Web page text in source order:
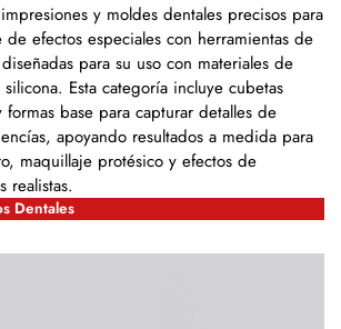
y moldes dentales precisos para
de efectos especiales con herramientas de
para su uso con materiales de
Esta categoría incluye cubetas
formas base para capturar detalles de
apoyando resultados a medida para
maquillaje protésico y efectos de
realistas.
Dentales